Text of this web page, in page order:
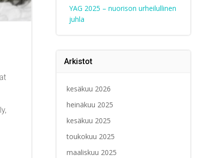
YAG 2025 – nuorison urheilullinen
juhla
Arkistot
kesäkuu 2026
heinäkuu 2025
kesäkuu 2025
toukokuu 2025
maaliskuu 2025